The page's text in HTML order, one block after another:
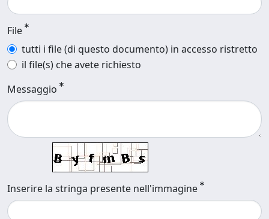
File
tutti i file (di questo documento) in accesso ristretto
il file(s) che avete richiesto
Messaggio
Inserire la stringa presente nell'immagine